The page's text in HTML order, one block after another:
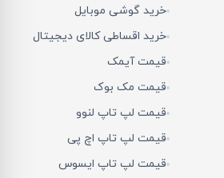
خرید گوشی موبایل
خرید اقساطی کالای دیجیتال
قیمت آیمک
قیمت مک بوک
قیمت لپ تاپ لنوو
قیمت لپ تاپ اچ پی
قیمت لپ تاپ ایسوس